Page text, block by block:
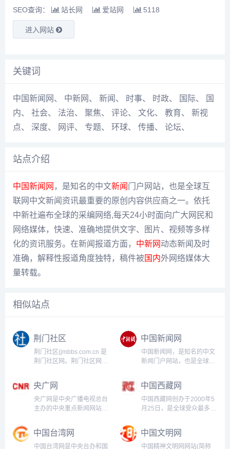
SEO查询：
站长网 爱站网 5118
进入网站
关键词
中国新闻网 、 中新网 、 新闻 、 时事、 时政、 国际、
国
内、 社会、 法治、 聚焦、 评论、 文化、 教育、 新视
点、 深度、 网评、 专题、 环球、 传播、 论坛、
站点介绍
中国新闻网 ，是知名的中文新闻 门户网站，也是全球互
联网中文新闻资讯最重要的原创内容供应商之一。依托
中新社遍布全球的采编网络,每天24小时面向广大网民和
网络媒体，快速、准确地提供文字、图片、视频等多样
化的资讯服务。在新闻报道方面， 中新网 动态新闻及时
准确，解释性报道角度独特，稿件被 国内外网络媒体大
量转载。
相似站点
荆门社区
荆门社区(jmbbs.com.cn 是
荆门社区网。荆门社区网涵
找房、二手、汽车、交友、
社区人才网、声色荆门、社
区论坛、荆门网站制作、网
站优化作等服务。...
中国新闻网
中国新闻网，是知名的中文
新闻门户网站，也是全球互
原创内容供应商之一。依托
中新社遍布全球的采编网络,
每天24小时面向广大网民和
网络媒体，快速、准确地提
央广网
央广网是中央广播电视总台
主办的中央重点新闻网站，
体之一，也是国内新闻原创
报道生产的核心平台和中文
互联网原创内容传播的重要
中国西藏网
中国西藏网创办于2000年5
月25日，是全球受众最多、
藏新闻综合网站。有中、
英、德、法、藏等5个语
种、6个子网，以关注高层
中国台湾网
中国台湾网是中央台办和国
中国文明网
中国精神文明网网站(简称